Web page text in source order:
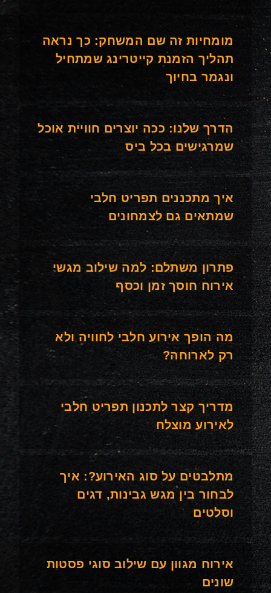
מומחיות זה שם המשחק: כך נראה
תהליך הזמנת קייטרינג שמתחיל
ונגמר בחיוך
הדרך שלנו: ככה יוצרים חוויית אוכל
שמרגישים בכל ביס
איך מתכננים תפריט חלבי
שמתאים גם לצמחונים
פתרון משתלם: למה שילוב מגשי
אירוח חוסך זמן וכסף
מה הופך אירוע חלבי לחוויה ולא
רק לארוחה?
מדריך קצר לתכנון תפריט חלבי
לאירוע מוצלח
מתלבטים על סוג האירוע?: איך
לבחור בין מגש גבינות, דגים
וסלטים
אירוח מגוון עם שילוב סוגי פסטות
שונים